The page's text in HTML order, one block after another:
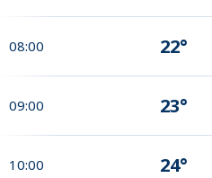
08:00 22°
09:00 23°
10:00 24°